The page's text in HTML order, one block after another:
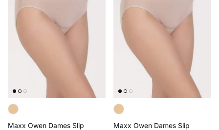
Maxx Owen Dames Slip
Maxx Owen Dames Slip